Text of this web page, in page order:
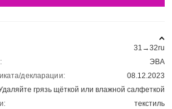
31→32ru
ЭВА
декларации:
08.12.2023
грязь щёткой или влажной салфеткой
текстиль